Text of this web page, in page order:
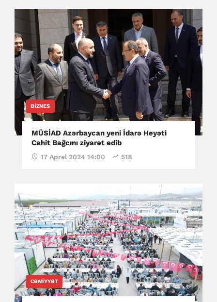
BIZNES
MÜSİAD Azərbaycan yeni İdarə Heyəti
Cahit Bağcını ziyarət edib
17 Aprel 2024 14:00 518
CƏMIYYƏT